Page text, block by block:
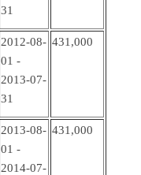
31
2012-08-
01 -
2013-07-
31
431,000
2013-08-
01 -
2014-07-
431,000